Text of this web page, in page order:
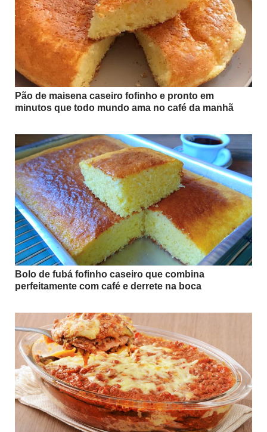
Pão de maisena caseiro fofinho e pronto em
minutos que todo mundo ama no café da manhã
Bolo de fubá fofinho caseiro que combina
perfeitamente com café e derrete na boca